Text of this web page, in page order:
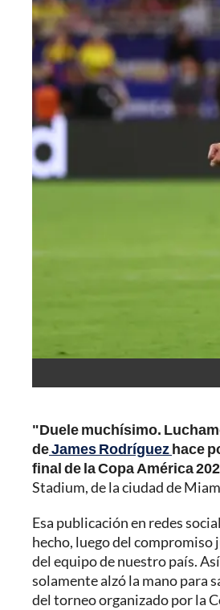
"Duele muchísimo.
deJames Rodríguezhace
final de la Copa América
Stadium, de la ciudad de
Esa publicación en redes
hecho, luego del compromiso
del equipo de nuestro país.
solamente alzó la mano para
del torneo organizado por la